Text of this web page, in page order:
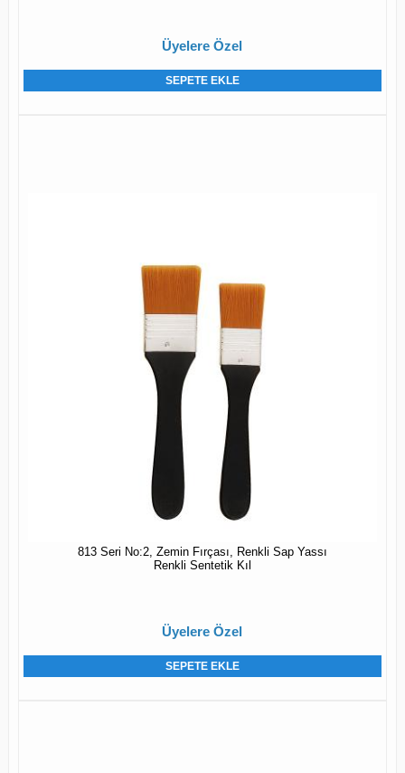
Üyelere Özel
SEPETE EKLE
813 Seri No:2, Zemin Fırçası, Renkli Sap Yassı
Renkli Sentetik Kıl
Üyelere Özel
SEPETE EKLE